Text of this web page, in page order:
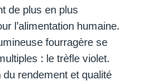
de plus en plus
l’alimentation humaine.
fourragère se
: le trèfle violet.
rendement et qualité